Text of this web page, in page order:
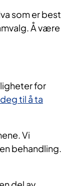
som er best
Å være
for
til å ta
Vi
behandling.